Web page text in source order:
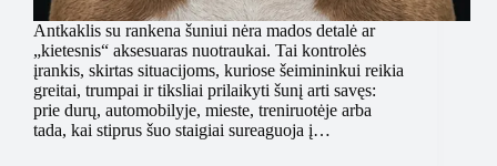
Antkaklis su rankena šuniui nėra mados detalė ar
„kietesnis“ aksesuaras nuotraukai. Tai kontrolės
įrankis, skirtas situacijoms, kuriose šeimininkui reikia
greitai, trumpai ir tiksliai prilaikyti šunį arti savęs:
prie durų, automobilyje, mieste, treniruotėje arba
tada, kai stiprus šuo staigiai sureaguoja į…